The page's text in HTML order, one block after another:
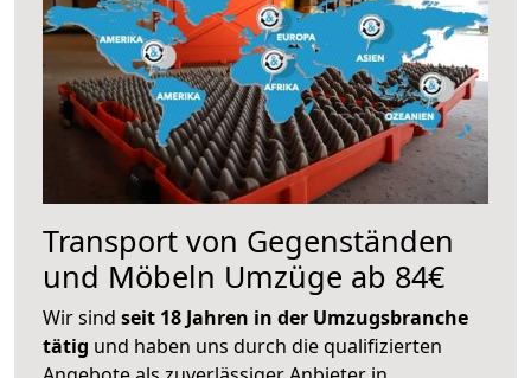
Transport von Gegenständen
und Möbeln Umzüge ab 84€
Wir sind seit 18 Jahren in der Umzugsbranche
tätig und haben uns durch die qualifizierten